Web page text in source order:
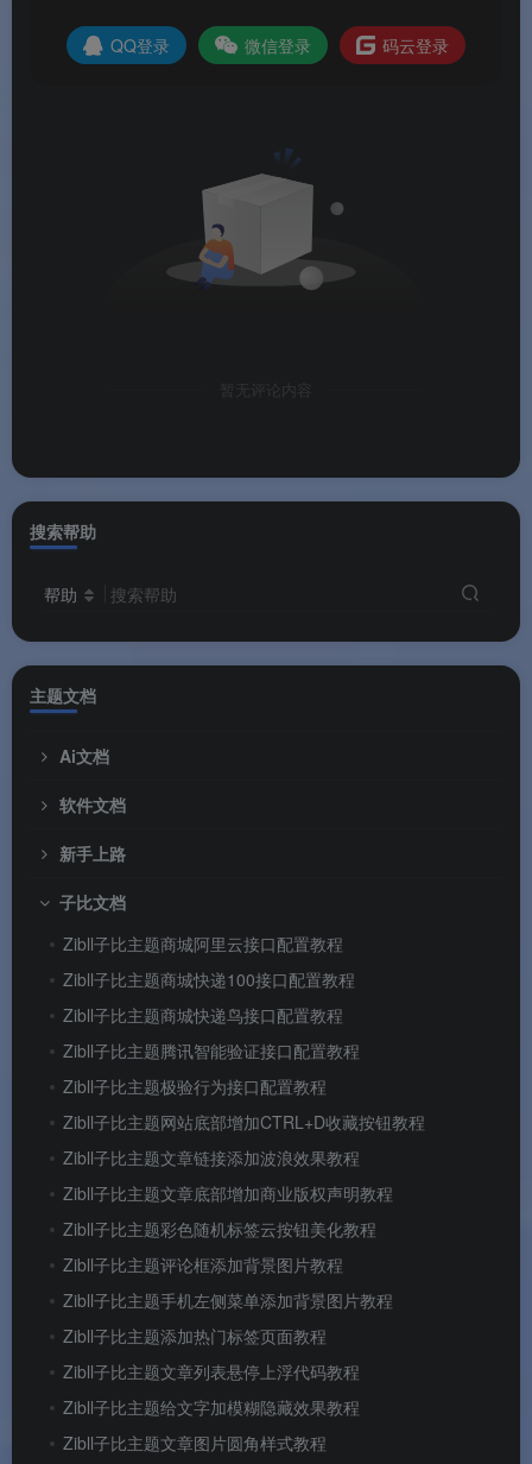
QQ登录 微信登录 码云登录
暂无评论内容
搜索帮助
帮助 搜索帮助
主题文档
Ai文档
软件文档
新手上路
子比文档
Zibll子比主题商城阿里云接口配置教程
Zibll子比主题商城快递100接口配置教程
Zibll子比主题商城快递鸟接口配置教程
Zibll子比主题腾讯智能验证接口配置教程
Zibll子比主题极验行为接口配置教程
Zibll子比主题网站底部增加CTRL+D收藏按钮教程
Zibll子比主题文章链接添加波浪效果教程
Zibll子比主题文章底部增加商业版权声明教程
Zibll子比主题彩色随机标签云按钮美化教程
Zibll子比主题评论框添加背景图片教程
Zibll子比主题手机左侧菜单添加背景图片教程
Zibll子比主题添加热门标签页面教程
Zibll子比主题文章列表悬停上浮代码教程
Zibll子比主题给文字加模糊隐藏效果教程
Zibll子比主题文章图片圆角样式教程